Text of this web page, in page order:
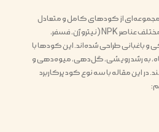
مجموعه‌ای از کودهای کامل و متعادل
هستند که با نسبت‌های مختلف عناصر NPK (نیتروژن، فسفر،
باغبانی طراحی شده‌اند. این کودها با
به رشد رویشی، گل‌دهی، میوه‌دهی و
این مقاله با سه نوع کود پرکاربرد